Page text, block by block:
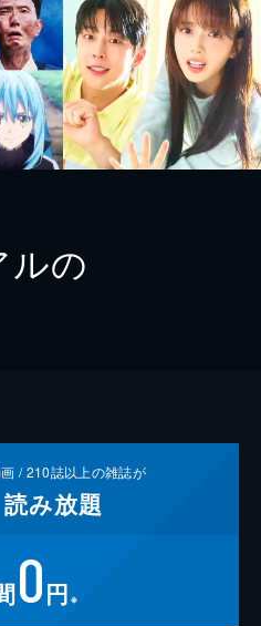
ルの
/210誌以上の雑誌が
読み放題
0円 ※